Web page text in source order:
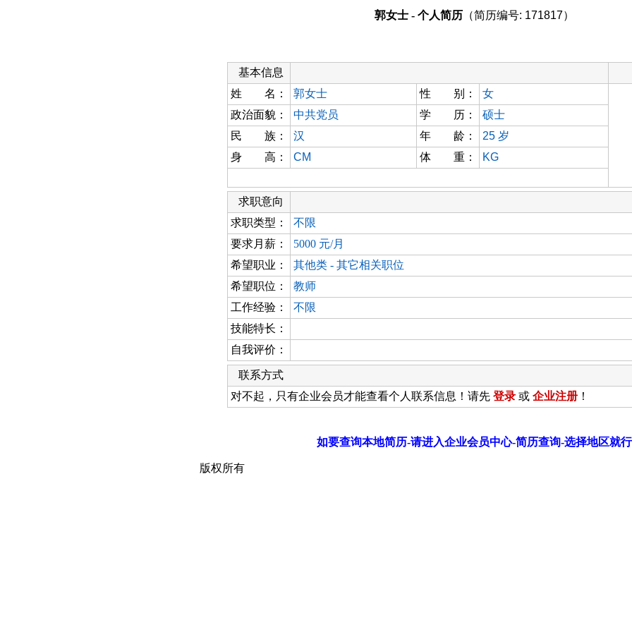
郭女士 - 个人简历（简历编号: 171817）
基本信息
姓 名：
郭女士 性 别：
女
政治面貌：
中共党员 学 历：
硕士
民 族：
汉 年 龄： 25 岁
身 高：
CM 体 重： KG
求职意向
求职类型：
不限
要求月薪：
5000 元/月
希望职业：
其他类 - 其它相关职位
希望职位：
教师
工作经验：
不限
技能特长：
自我评价：
联系方式
对不起，只有企业会员才能查看个人联系信息！请先 登录 或 企业注册 ！
如要查询本地简历-请进入企业会员中心-简历查询-选择地区就行
版权所有